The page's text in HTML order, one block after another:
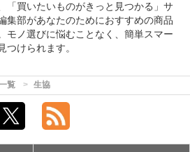
「買いたいものがきっと見つかる」サ
集部があなたのためにおすすめの商品
モノ選びに悩むことなく、簡単スマー
つけられます。
覧 生協